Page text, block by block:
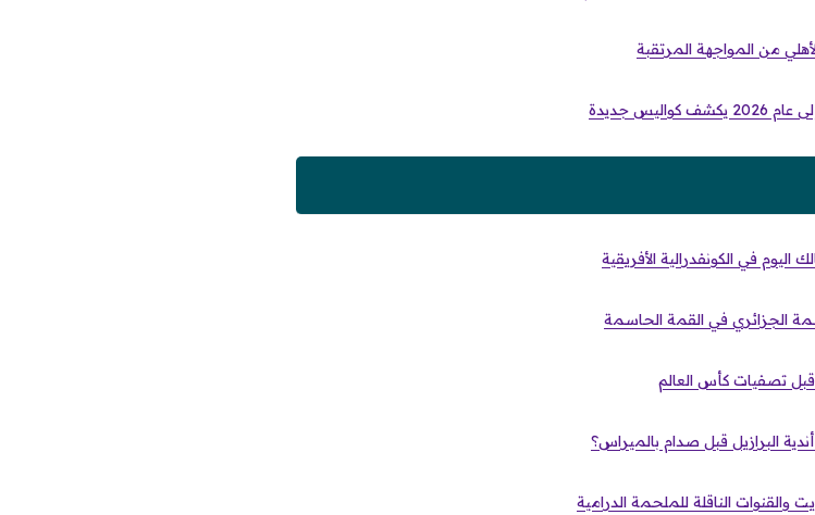
من المواجهة المرتقبة
جديدة
اليوم في الكونفدرالية الأفريقية
الجزائري في القمة الحاسمة
قبل تصفيات كأس العالم
البرازيل قبل صدام بالميراس؟